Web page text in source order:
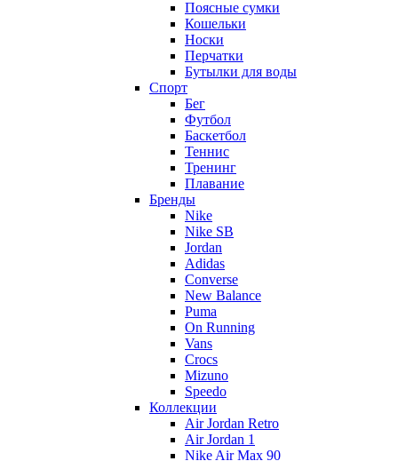
Поясные сумки
Кошельки
Носки
Перчатки
Бутылки для воды
Спорт
Бег
Футбол
Баскетбол
Теннис
Тренинг
Плавание
Бренды
Nike
Nike SB
Jordan
Adidas
Converse
New Balance
Puma
On Running
Vans
Crocs
Mizuno
Speedo
Коллекции
Air Jordan Retro
Air Jordan 1
Nike Air Max 90